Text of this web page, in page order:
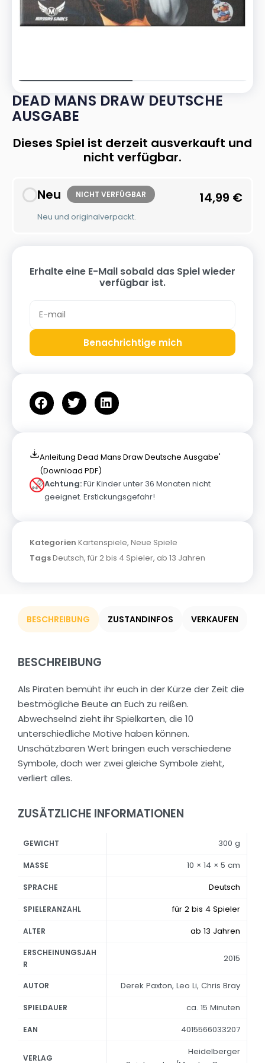
DEAD MANS DRAW DEUTSCHE
AUSGABE
Dieses Spiel ist derzeit ausverkauft und
nicht verfügbar.
Neu NICHT VERFÜGBAR
Neu und originalverpackt.
14,99 €
Erhalte eine E-Mail sobald das Spiel wieder
verfügbar ist.
Benachrichtige mich
Anleitung Dead Mans Draw Deutsche Ausgabe'
(Download PDF)
Achtung:Für Kinder unter 36 Monaten nicht
geeignet. Erstickungsgefahr!
Kategorien Kartenspiele, Neue Spiele
TagsDeutsch, für 2 bis 4 Spieler, ab 13 Jahren
BESCHREIBUNG ZUSTANDINFOS VERKAUFEN
BESCHREIBUNG
Als Piraten bemüht ihr euch in der Kürze der Zeit die
bestmögliche Beute an Euch zu reißen.
Abwechselnd zieht ihr Spielkarten, die 10
unterschiedliche Motive haben können.
Unschätzbaren Wert bringen euch verschiedene
Symbole, doch wer zwei gleiche Symbole zieht,
verliert alles.
ZUSÄTZLICHE INFORMATIONEN
GEWICHT 300 g
MASSE 10 × 14 × 5 cm
SPRACHE Deutsch
SPIELERANZAHL für 2 bis 4 Spieler
ALTER ab 13 Jahren
ERSCHEINUNGSJAH
R
2015
AUTOR Derek Paxton, Leo Li, Chris Bray
SPIELDAUER ca. 15 Minuten
EAN 4015566033207
VERLAG
Heidelberger